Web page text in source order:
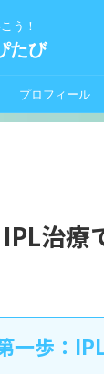
う！
たび
プロフィール
治療
一歩：